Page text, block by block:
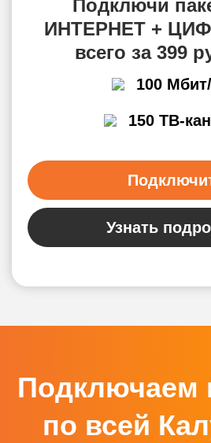
Подключи
ИНТЕРНЕТ +
всего за 399
100
150 ТВ-
Узнать
Подключаем
по всей